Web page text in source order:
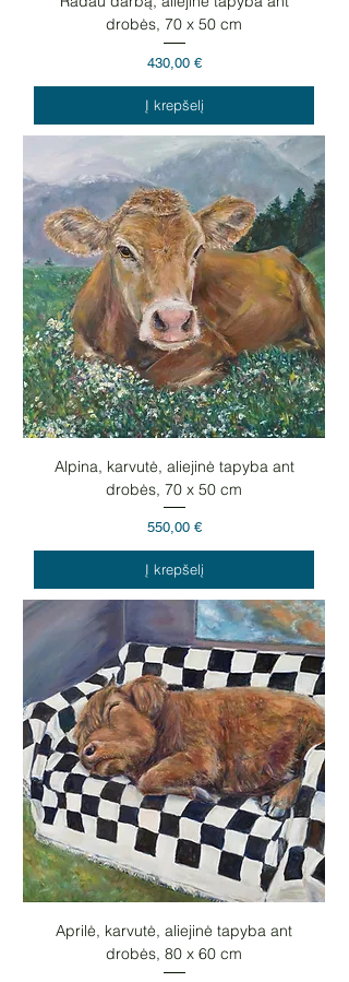
drobės, 70 x 50 cm
Kaina
430,00 €
Į krepšelį
Alpina, karvutė, aliejinė tapyba ant
drobės, 70 x 50 cm
Kaina
550,00 €
Į krepšelį
Aprilė, karvutė, aliejinė tapyba ant
drobės, 80 x 60 cm